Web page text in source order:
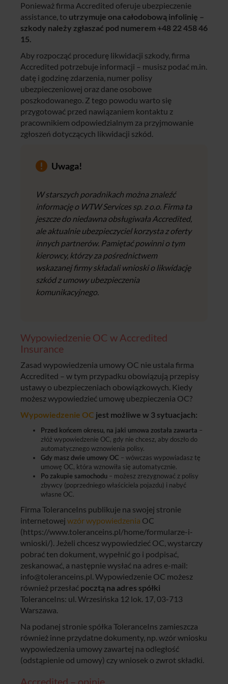
Ponieważ firma Accredited oferuje ubezpieczenie
assistance, to utrzymuje ona całodobową infolinię –
szkody należy zgłaszać pod numerem +48 22 458 46
15.
Aby rozpocząć procedurę likwidacji szkody, firma
Accredited potrzebuje informacji – musisz podać m.in.
datę i godzinę zdarzenia, numer polisy
ubezpieczeniowej oraz dane osobowe
poszkodowanego. Z tego powodu warto się
przygotować przed nawiązaniem kontaktu z
pracownikiem odpowiedzialnym za przyjmowanie
zgłoszeń dotyczących likwidacji szkód.
Uwaga!
W starszych poradnikach można znaleźć
informację o WTW Services sp. z o.o. Firma ta
jeszcze do niedawna obsługiwała Accredited,
ale aktualnie ubezpieczyciel korzysta z oferty
innych partnerów. Pamiętać powinni o tym
kierowcy, którzy za pośrednictwem
wskazanej firmy składali wnioski o likwidację
szkód z umowy ubezpieczenia
komunikacyjnego.
Wypowiedzenie OC w Accredited
Insurance
Zasad wypowiedzenia umowy OC nie ustala firma
Accredited – w tym przypadku obowiązują przepisy
ustawy o ubezpieczeniach obowiązkowych. Kiedy
możesz wypowiedzieć umowę ubezpieczenia OC?
Wypowiedzenie OC jest możliwe w 3 sytuacjach:
Przed końcem okresu, na jaki umowa została zawarta –
złóż wypowiedzenie OC, gdy nie chcesz, aby doszło do
automatycznego wznowienia polisy.
Gdy masz dwie umowy OC – wówczas wypowiadasz tę
umowę OC, która wznowiła się automatycznie.
Po zakupie samochodu – możesz zrezygnować z polisy
zbywcy (poprzedniego właściciela pojazdu) i nabyć
własne OC.
Firma ToleranceIns publikuje na swojej stronie
internetowej wzór wypowiedzenia OC
(https://www.toleranceins.pl/home/formularze-i-
wnioski/). Jeżeli chcesz wypowiedzieć OC, wystarczy
pobrać ten dokument, wypełnić go i podpisać,
zeskanować, a następnie wysłać na adres e-mail:
info@toleranceins.pl. Wypowiedzenie OC możesz
również przesłać pocztą na adres spółki
ToleranceIns: ul. Wrzesińska 12 lok. 17, 03-713
Warszawa.
Na podanej stronie spółka ToleranceIns zamieszcza
również inne przydatne dokumenty, np. wzór wniosku
wypowiedzenia umowy zawartej na odległość
(odstąpienie od umowy) czy wniosek o zwrot składki.
Accredited – opinie